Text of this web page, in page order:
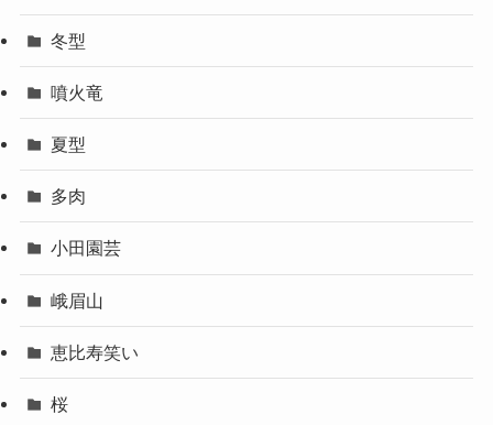
冬型
噴火竜
夏型
多肉
小田園芸
峨眉山
恵比寿笑い
桜